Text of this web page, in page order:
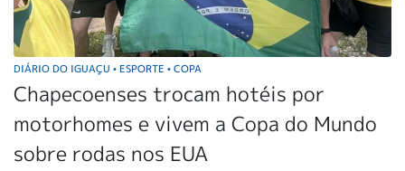
DIÁRIO DO IGUAÇU • ESPORTE • COPA
Chapecoenses trocam hotéis por
motorhomes e vivem a Copa do Mundo
sobre rodas nos EUA